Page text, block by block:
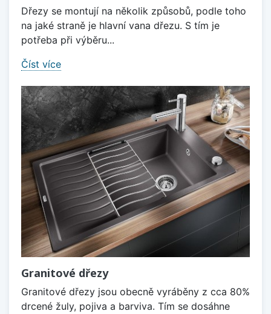
Dřezy se montují na několik způsobů, podle toho
na jaké straně je hlavní vana dřezu. S tím je
potřeba při výběru...
Číst více
Granitové dřezy
Granitové dřezy jsou obecně vyráběny z cca 80%
drcené žuly, pojiva a barviva. Tím se dosáhne